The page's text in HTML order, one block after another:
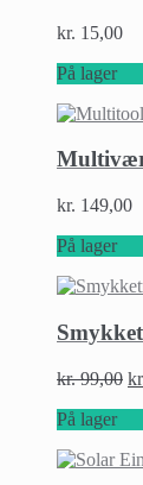
kr. 15,00
På lager
kr. 149,00
På lager
kr.99,00
På lager